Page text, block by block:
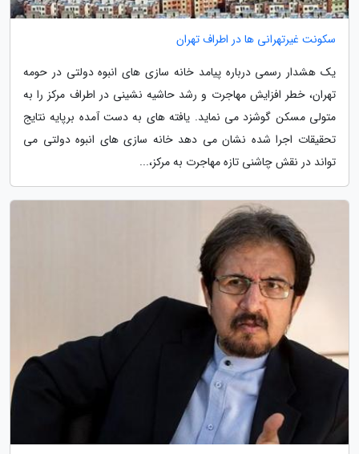
سکونت غیرتهرانی ها در اطراف تهران
یک هشدار رسمی درباره پیامد خانه سازی های انبوه دولتی در حومه
تهران، خطر افزایش مهاجرت و رشد حاشیه نشینی در اطراف مرکز را به
متولی مسکن گوشزد می نماید. یافته های به دست آمده برپایه نتایج
تحقیقات اجرا شده نشان می دهد خانه سازی های انبوه دولتی می
تواند در نقش چاشنی تازه مهاجرت به مرکز،...